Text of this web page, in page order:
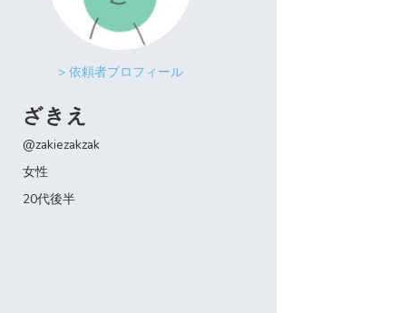
> 依頼者プロフィール
ざきえ
@zakiezakzak
女性
20代後半